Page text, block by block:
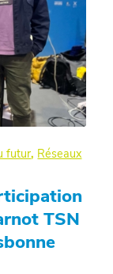
futur, Réseaux
TSN